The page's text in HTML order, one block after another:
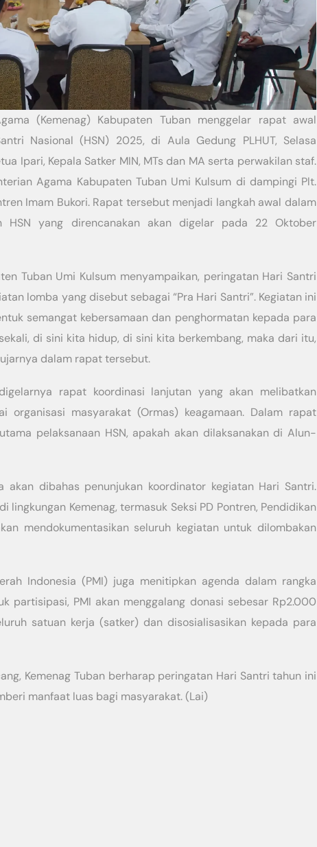
(Kemenag) Kabupaten Tuban menggelar rapat awal
Nasional (HSN) 2025, di Aula Gedung PLHUT, Selasa
Ipari, Kepala Satker MIN, MTs dan MA serta perwakilan staf.
Agama Kabupaten Tuban Umi Kulsum di dampingi Plt.
Imam Bukori. Rapat tersebut menjadi langkah awal dalam
HSN yang direncanakan akan digelar pada 22 Oktober
Tuban Umi Kulsum menyampaikan, peringatan Hari Santri
lomba yang disebut sebagai “Pra Hari Santri”. Kegiatan ini
semangat kebersamaan dan penghormatan kepada para
di sini kita hidup, di sini kita berkembang, maka dari itu,
dalam rapat tersebut.
rapat koordinasi lanjutan yang akan melibatkan
organisasi masyarakat (Ormas) keagamaan. Dalam rapat
pelaksanaan HSN, apakah akan dilaksanakan di Alun-
dibahas penunjukan koordinator kegiatan Hari Santri.
Kemenag, termasuk Seksi PD Pontren, Pendidikan
mendokumentasikan seluruh kegiatan untuk dilombakan
Indonesia (PMI) juga menitipkan agenda dalam rangka
partisipasi, PMI akan menggalang donasi sebesar Rp2.000
satuan kerja (satker) dan disosialisasikan kepada para
Kemenag Tuban berharap peringatan Hari Santri tahun ini
manfaat luas bagi masyarakat. (Lai)